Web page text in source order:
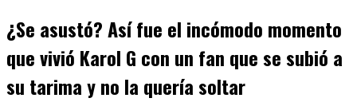
¿Se asustó? Así fue el incómodo momento
que vivió Karol G con un fan que se subió a
su tarima y no la quería soltar